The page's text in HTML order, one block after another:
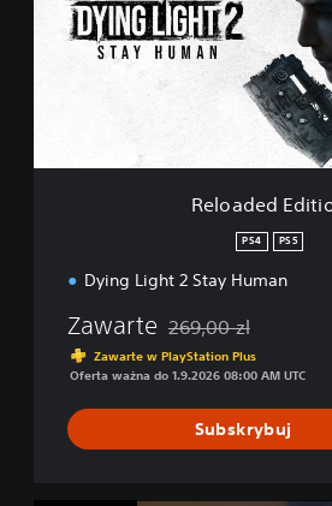
t
Reloaded
PS4 PS5
Dying Light 2 Stay Human
Zawarte Zastosowano
269,00 zl
Zawarte w PlayStation Plus
Oferta ważna do 1.9.2026 08:00 AM UTC
Subskrybuj